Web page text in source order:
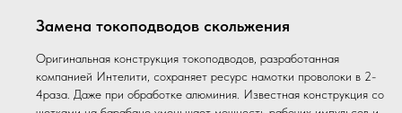
Замена токоподводов скольжения
Оригинальная конструкция токоподводов, разработанная
компанией Интелити, сохраняет ресурс намотки проволоки в 2-
4раза. Даже при обработке алюминия. Известная конструкция со